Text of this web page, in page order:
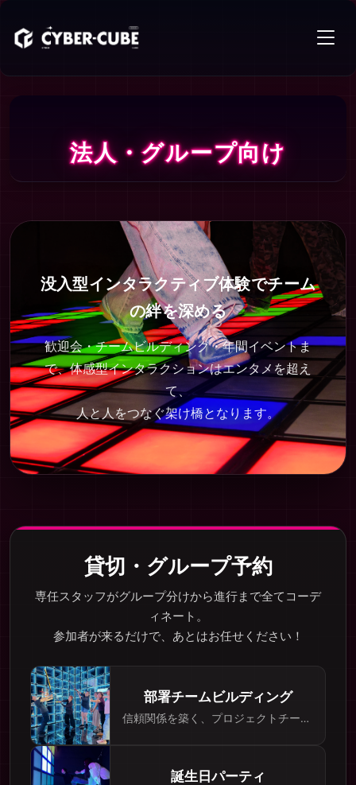
法人・グループ向け
法人・グループ向け
没入型インタラクティブ体験でチーム
の絆を深める
歓迎会・チームビルディング・年間イベントま
で、体感型インタラクションはエンタメを超え
て、
人と人をつなぐ架け橋となります。
貸切・グループ予約
専任スタッフがグループ分けから進行まで全てコーデ
ィネート。
参加者が来るだけで、あとはお任せください！
部署チームビルディング
信頼関係を築く、プロジェクトチームに最適
誕生日パーティ